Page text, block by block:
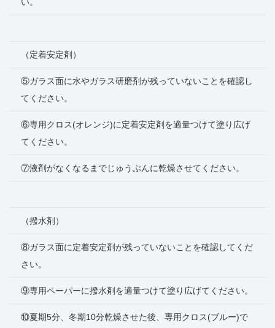
（定着安定剤）
⑤ガラス面に水やガラス研磨剤が残っていないことを確認し
てください。
⑥専用クロス(オレンジ)に定着安定剤を適量つけて塗り広げ
てください。
⑦液剤がなくなるまでじゅうぶんに乾燥させてください。
（撥水剤）
⑧ガラス面に定着安定剤が残っていないことを確認してくだ
さい。
⑨専用ペーパーに撥水剤を適量つけて塗り広げてください。
⑩夏期5分、冬期10分乾燥させた後、専用クロス(ブルー)で